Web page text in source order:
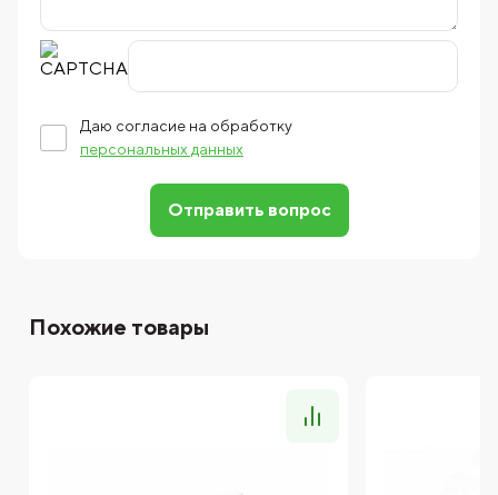
Даю согласие на обработку
персональных данных
Отправить вопрос
Похожие товары